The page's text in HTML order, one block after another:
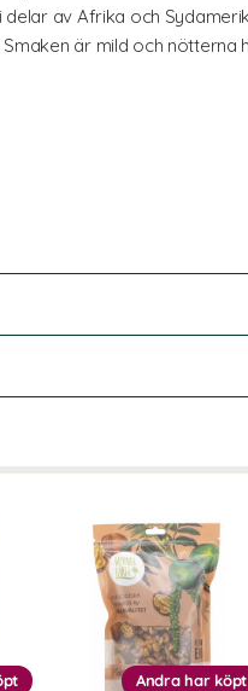
av Afrika och
är mild och
Andra har köpt